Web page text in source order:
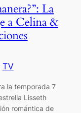
La
a Celina &
TV
la temporada 7
Lisseth
romántica de